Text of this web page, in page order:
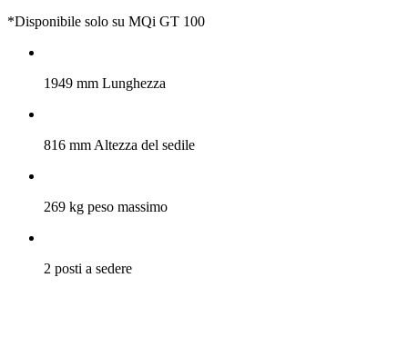
*Disponibile solo su MQi GT 100
1949 mm Lunghezza
816 mm Altezza del sedile
269 kg peso massimo
2 posti a sedere